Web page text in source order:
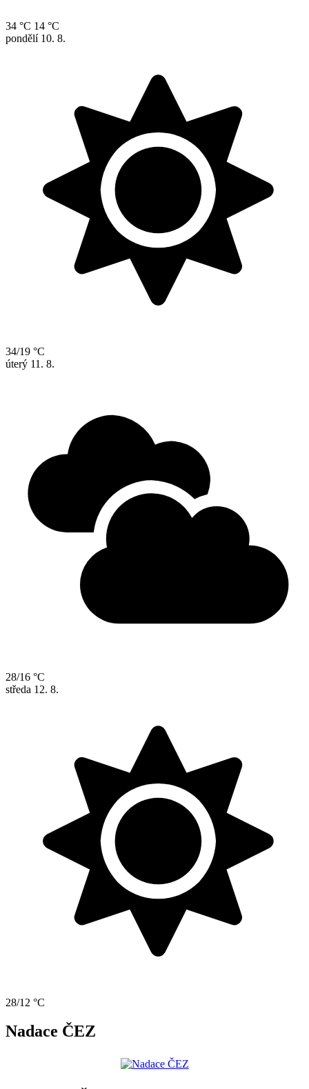
34 °C 14 °C
pondělí 10. 8.
34/19 °C
úterý 11. 8.
28/16 °C
středa 12. 8.
28/12 °C
Nadace ČEZ